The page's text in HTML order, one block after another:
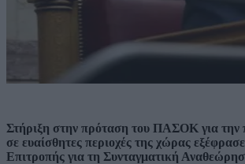
Στήριξη στην πρόταση του ΠΑΣΟΚ για την
σε ευαίσθητες περιοχές της χώρας
Επιτροπής για τη Συνταγματική